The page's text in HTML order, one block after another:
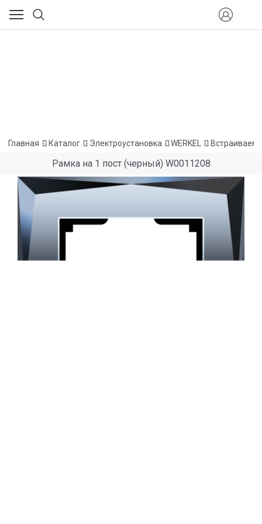
Главная Каталог Электроустановка WERKEL
Рамка на 1 пост (черный) W0011208